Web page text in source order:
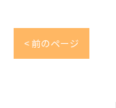
< 前のページ